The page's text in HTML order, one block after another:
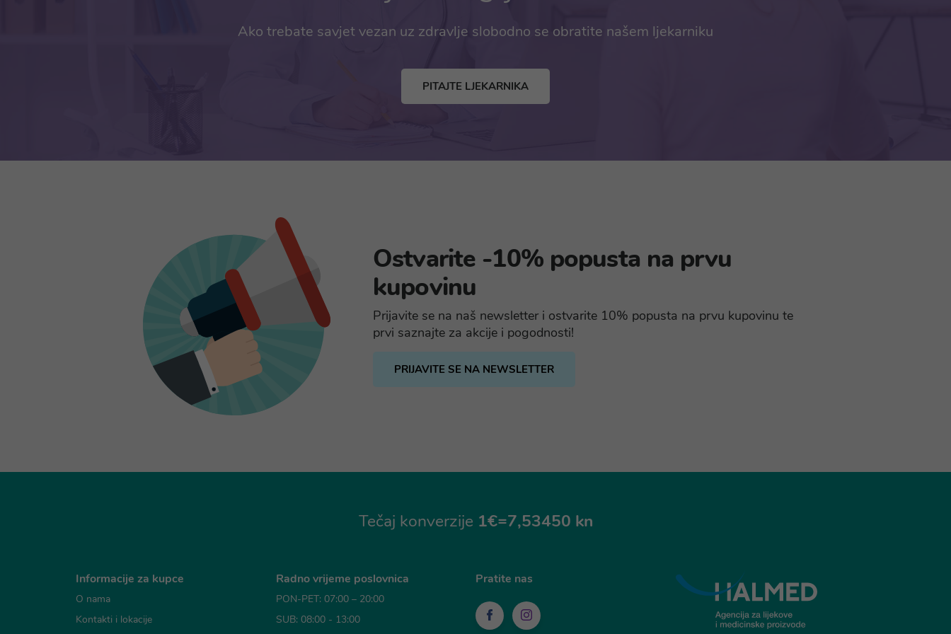
Ako trebate savjet vezan uz zdravlje slobodno se obratite našem ljekarniku
PITAJTE LJEKARNIKA
Ostvarite -10% popusta na prvu
kupovinu
Prijavite se na naš newsletter i ostvarite 10% popusta na prvu kupovinu te
prvi saznajte za akcije i pogodnosti!
PRIJAVITE SE NA NEWSLETTER
Tečaj konverzije 1€=7,53450 kn
Informacije za kupce
O nama
Kontakti i lokacije
Radno vrijeme poslovnica
PON-PET: 07:00 – 20:00
SUB: 08:00 - 13:00
Pratite nas